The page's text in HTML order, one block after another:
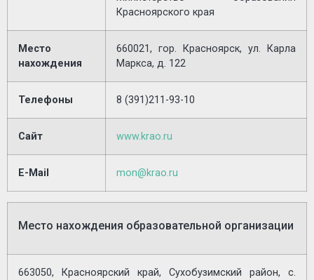
Красноярского края
Место
нахождения
660021, гор. Красноярск, ул. Карла
Маркса, д. 122
Телефоны 8 (391)211-93-10
Сайт www.krao.ru
E-Mail mon@krao.ru
Место нахождения образовательной организации
663050, Красноярский край, Сухобузимский район, с.